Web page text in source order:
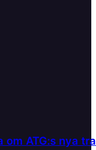
ATG:s nya